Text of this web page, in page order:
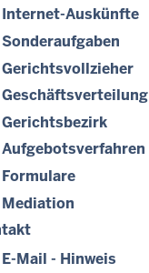
Internet-Auskünfte
Sonderaufgaben
Gerichtsvollzieher
Geschäftsverteilung
Gerichtsbezirk
Aufgebotsverfahren
Formulare
Mediation
E-Mail - Hinweis